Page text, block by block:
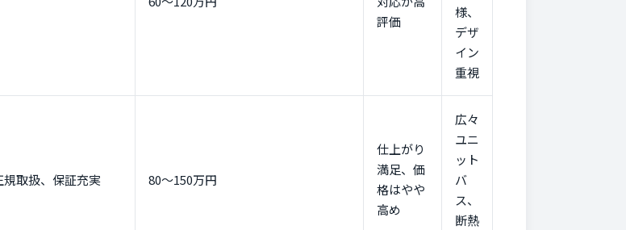
評価
様、
デザ
イン
重視
取扱、保証充実 80～150万円
仕上がり
満足、価
格はやや
高め
広々
ユニ
ット
バ
ス、
断熱